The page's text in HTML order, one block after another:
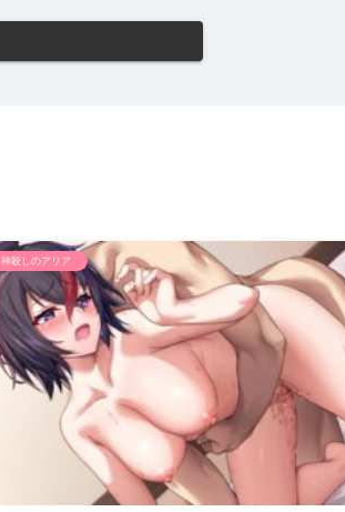
神殺しのアリア